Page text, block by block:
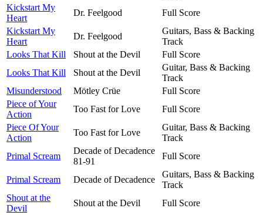
Kickstart My
Heart
Dr. Feelgood
Full Score
Kickstart My
Heart
Dr. Feelgood
Guitars, Bass & Backing
Track
Looks That Kill
Shout at the Devil
Full Score
Looks That Kill
Shout at the Devil
Guitar, Bass & Backing
Track
Misunderstood
Mötley Crüe
Full Score
Piece of Your
Action
Too Fast for Love
Full Score
Piece Of Your
Action
Too Fast for Love
Guitar, Bass & Backing
Track
Primal Scream
Decade of Decadence
81-91
Full Score
Primal Scream Decade of Decadence
Guitars, Bass & Backing
Track
Shout at the
Devil
Shout at the Devil
Full Score